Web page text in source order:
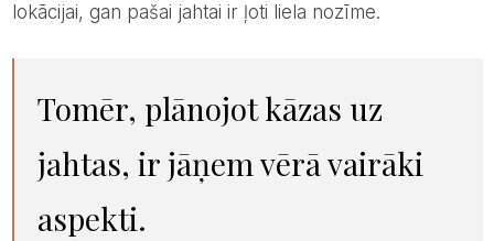
lokācijai, gan pašai jahtai ir ļoti liela nozīme.
Tomēr, plānojot kāzas uz
jahtas, ir jāņem vērā vairāki
aspekti.